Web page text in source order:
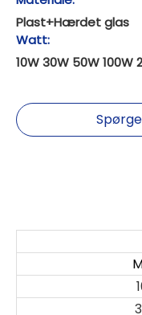
Plast+Hærdet glas
Watt:
10W 30W 50W 100W
Spørge